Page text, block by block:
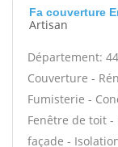
Fa couverture
Artisan
Département: 44
Couverture -
Fumisterie -
Fenêtre de toit -
façade -